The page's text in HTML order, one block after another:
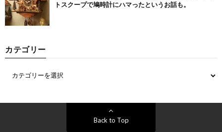
トスクープで鳩時計にハマったというお話も。
カテゴリー
Back to Top